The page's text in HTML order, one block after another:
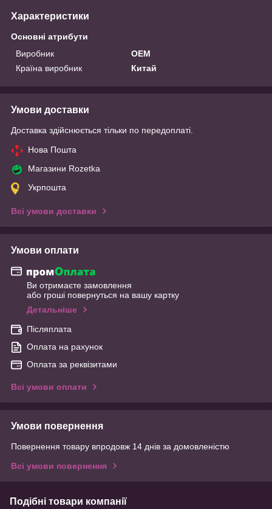
Характеристики
Основні атрибути
Виробник
OEM
Країна виробник
Китай
Умови доставки
Доставка здійснюється тільки по передоплаті.
Нова Пошта
Магазини Rozetka
Укрпошта
Всі умови доставки
Умови оплати
Ви отримаєте замовлення
або гроші повернуться на вашу картку
Детальніше
Післяплата
Оплата на рахунок
Оплата за реквізитами
Всі умови оплати
Умови повернення
Повернення товару впродовж 14 днів за домовленістю
Всі умови повернення
Подібні товари компанії